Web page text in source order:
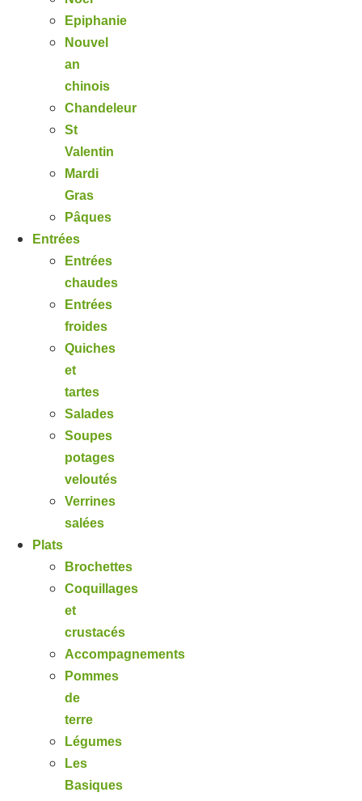
Epiphanie
Nouvel
an
chinois
Chandeleur
St
Valentin
Mardi
Gras
Pâques
Entrées
Entrées
chaudes
Entrées
froides
Quiches
et
tartes
Salades
Soupes
potages
veloutés
Verrines
salées
Plats
Brochettes
Coquillages
et
crustacés
Accompagnements
Pommes
de
terre
Légumes
Les
Basiques